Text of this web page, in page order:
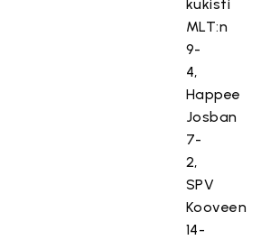
kukisti
MLT:n
9-
4,
Happee
Josban
7-
2,
SPV
Kooveen
14-